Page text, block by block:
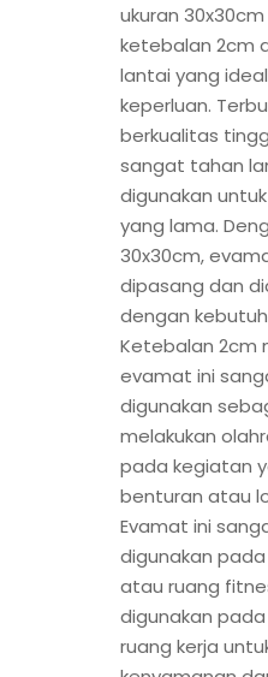
ukuran
ketebalan 2cm
lantai yang
keperluan.
berkualitas
sangat tahan
digunakan
yang lama.
30x30cm,
dipasang dan
dengan
Ketebalan 2cm
evamat ini
digunakan
melakukan
pada kegiatan
benturan atau
Evamat ini
digunakan
atau ruang
digunakan
ruang kerja